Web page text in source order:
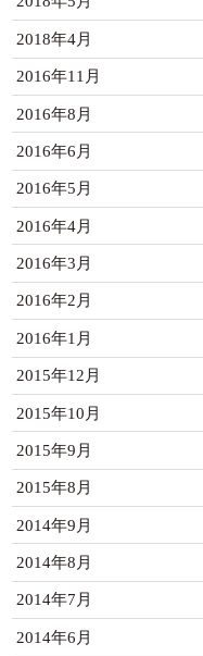
2018年4月
2016年11月
2016年8月
2016年6月
2016年5月
2016年4月
2016年3月
2016年2月
2016年1月
2015年12月
2015年10月
2015年9月
2015年8月
2014年9月
2014年8月
2014年7月
2014年6月